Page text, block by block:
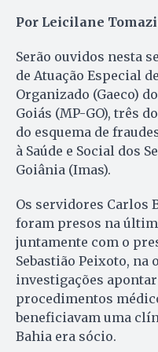
Por Leicilane
Serão ouvidos nesta
de Atuação Especial
Organizado (Gaeco)
Goiás (MP-GO), três
do esquema de
à Saúde e Social dos
Goiânia (Imas).
Os servidores Carlos
foram presos na
juntamente com o
Sebastião Peixoto, na
investigações
procedimentos
beneficiavam uma
Bahia era sócio.